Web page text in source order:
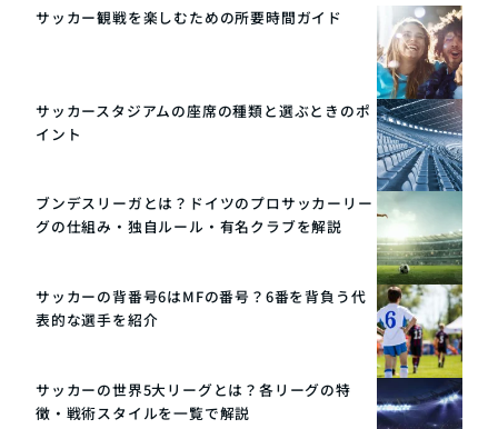
サッカー観戦を楽しむための所要時間ガイド
サッカースタジアムの座席の種類と選ぶときのポ
イント
ブンデスリーガとは？ドイツのプロサッカーリー
グの仕組み・独自ルール・有名クラブを解説
サッカーの背番号6はMFの番号？6番を背負う代
表的な選手を紹介
サッカーの世界5大リーグとは？各リーグの特
徴・戦術スタイルを一覧で解説